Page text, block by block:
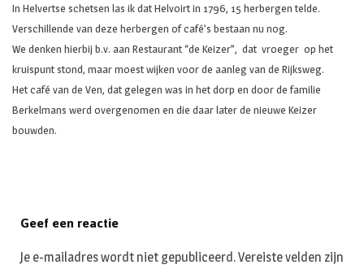
In Helvertse schetsen las ik dat Helvoirt in 1796, 15 herbergen telde.
Verschillende van deze herbergen of café’s bestaan nu nog.
We denken hierbij b.v. aan Restaurant “de Keizer”, dat vroeger op het
kruispunt stond, maar moest wijken voor de aanleg van de Rijksweg.
Het café van de Ven, dat gelegen was in het dorp en door de familie
Berkelmans werd overgenomen en die daar later de nieuwe Keizer
bouwden.
Geef een reactie
Je e-mailadres wordt niet gepubliceerd.Vereiste velden zijn